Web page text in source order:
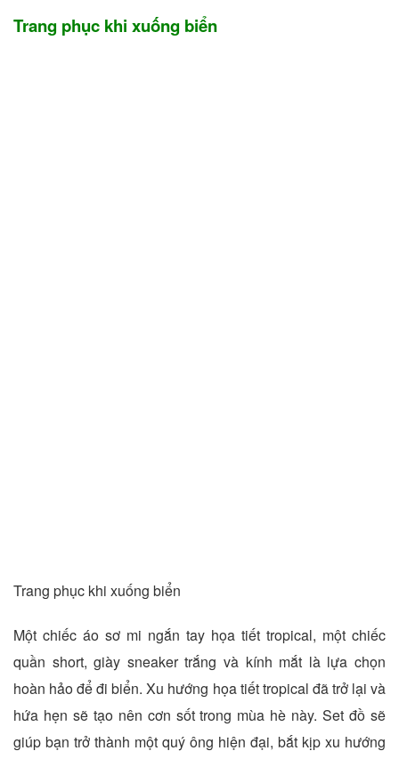
Trang phục khi xuống biển
Trang phục khi xuống biển
Một chiếc áo sơ mi ngắn tay họa tiết tropical, một chiếc
quần short, giày sneaker trắng và kính mắt là lựa chọn
hoàn hảo để đi biển. Xu hướng họa tiết tropical đã trở lại và
hứa hẹn sẽ tạo nên cơn sốt trong mùa hè này. Set đồ sẽ
giúp bạn trở thành một quý ông hiện đại, bắt kịp xu hướng